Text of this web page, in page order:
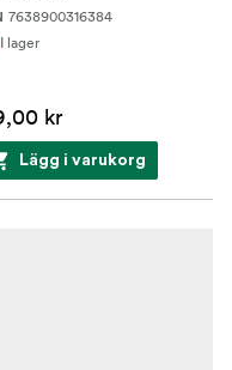
7638900316384
I lager
kr
Lägg i varukorg